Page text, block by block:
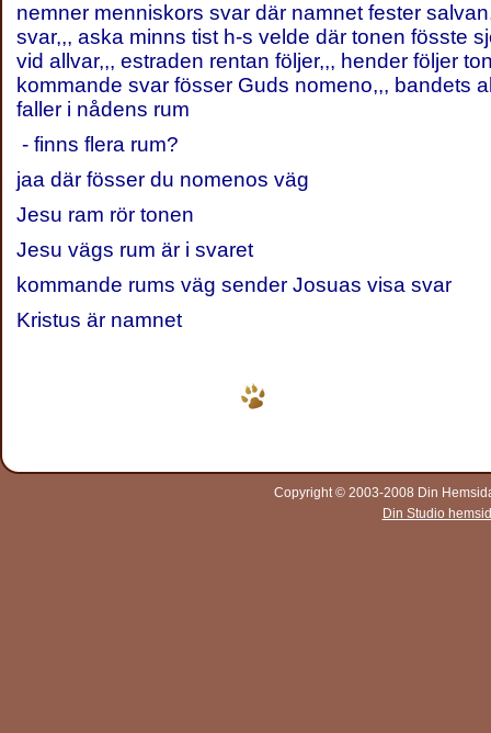
nemner menniskors svar där namnet fester
svar,,, aska minns tist h-s velde där tonen fösste
vid allvar,,, estraden rentan följer,,, hender följer
kommande svar fösser Guds nomeno,,, bandets
faller i nådens rum
- finns flera rum?
jaa där fösser du nomenos väg
Jesu ram rör tonen
Jesu vägs rum är i svaret
kommande rums väg sender Josuas visa svar
Kristus är namnet
Copyright © 2003-2008 Din
Din Studio